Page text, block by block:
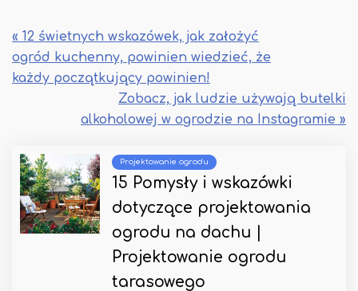
« 12 świetnych wskazówek, jak założyć
ogród kuchenny, powinien wiedzieć, że
każdy początkujący powinien!
Zobacz, jak ludzie używają butelki
alkoholowej w ogrodzie na Instagramie »
Projektowanie ogrodu
15 Pomysły i wskazówki
dotyczące projektowania
ogrodu na dachu |
Projektowanie ogrodu
tarasowego